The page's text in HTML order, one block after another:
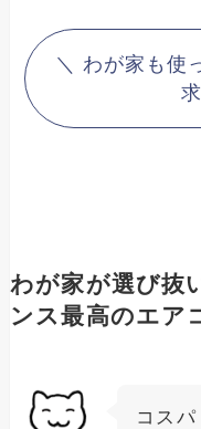
＼ わが家も使
わが家が選び抜
ンス最高のエア
コス